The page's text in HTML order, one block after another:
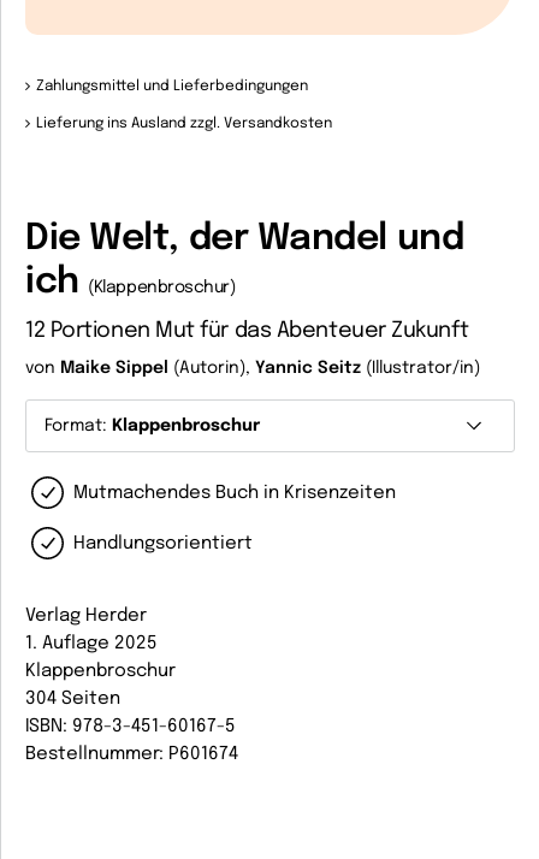
Zahlungsmittel und Lieferbedingungen
Lieferung ins Ausland zzgl. Versandkosten
Die Welt, der Wandel und
ich
(Klappenbroschur)
12 Portionen Mut für das Abenteuer Zukunft
von Maike Sippel (Autorin), Yannic Seitz (Illustrator/in)
Format: Klappenbroschur
Mutmachendes Buch in Krisenzeiten
Handlungsorientiert
Verlag Herder
1. Auflage 2025
Klappenbroschur
304 Seiten
ISBN: 978-3-451-60167-5
Bestellnummer: P601674